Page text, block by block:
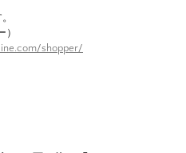
shopper/